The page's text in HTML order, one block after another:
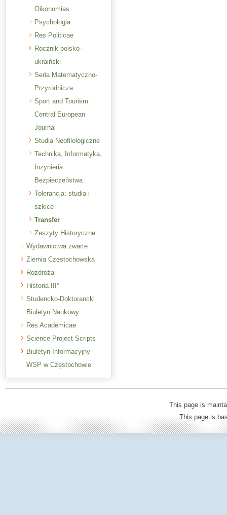
Oikonomias
Psychologia
Res Politicae
Rocznik polsko-
ukraiński
Seria Matematyczno-
Przyrodnicza
Sport and Tourism.
Central European
Journal
Studia Neofilologiczne
Technika, Informatyka,
Inżynieria
Bezpieczeństwa
Tolerancja: studia i
szkice
Transfer
Zeszyty Historyczne
Wydawnictwa zwarte
Ziemia Częstochowska
Rozdroża
Historia III°
Studencko-Doktorancki
Biuletyn Naukowy
Res Academicae
Science Project Scripts
Biuletyn Informacyjny
WSP w Częstochowie
This page is
This page is